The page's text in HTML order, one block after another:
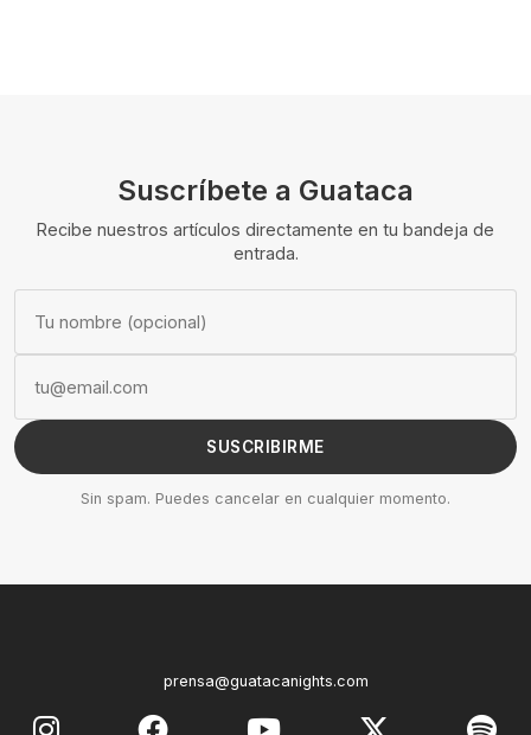
Suscríbete a Guataca
Recibe nuestros artículos directamente en tu bandeja de
entrada.
SUSCRIBIRME
Sin spam. Puedes cancelar en cualquier momento.
prensa@guatacanights.com